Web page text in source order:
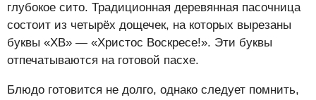
глубокое сито. Традиционная деревянная пасочница
состоит из четырёх дощечек, на которых вырезаны
буквы «ХВ» — «Христос Воскресе!». Эти буквы
отпечатываются на готовой пасхе.
Блюдо готовится не долго, однако следует помнить,